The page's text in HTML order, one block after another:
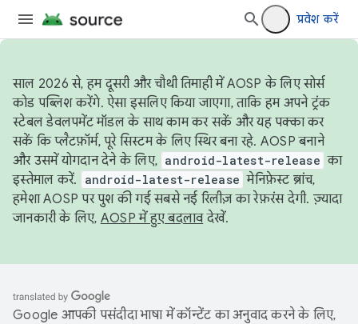
प्रवेश करें
साल 2026 से, हम दूसरी और चौथी तिमाही में AOSP के लिए सोर्स
कोड पब्लिश करेंगे. ऐसा इसलिए किया जाएगा, ताकि हम अपने ट्रंक
स्टेबल डेवलपमेंट मॉडल के साथ काम कर सकें और यह पक्का कर
सकें कि प्लैटफ़ॉर्म, पूरे सिस्टम के लिए स्थिर बना रहे. AOSP बनाने
और उसमें योगदान देने के लिए, android-latest-release का
इस्तेमाल करें.
android-latest-release मेनिफ़ेस्ट ब्रांच,
हमेशा AOSP पर पुश की गई सबसे नई रिलीज़ का रेफ़रंस देगी. ज़्यादा
जानकारी के लिए, AOSP में हुए बदलावदेखें.
Google आपकी पसंदीदा भाषा में कॉन्टेंट का अनुवाद करने के लिए,